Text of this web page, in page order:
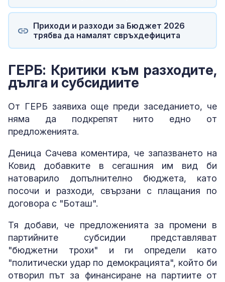
Приходи и разходи за Бюджет 2026
трябва да намалят свръхдефицита
ГЕРБ: Критики към разходите,
дълга и субсидиите
От ГЕРБ заявиха още преди заседанието, че
няма да подкрепят нито едно от
предложенията.
Деница Сачева коментира, че запазването на
Ковид добавките в сегашния им вид би
натоварило допълнително бюджета, като
посочи и разходи, свързани с плащания по
договора с "Боташ".
Тя добави, че предложенията за промени в
партийните субсидии представляват
"бюджетни трохи" и ги определи като
"политически удар по демокрацията", който би
отворил път за финансиране на партиите от